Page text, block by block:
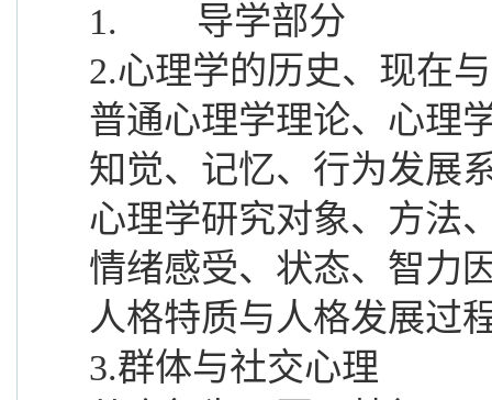
1.
导学部分
2.心理学的历史、现在
普通心理学理论、心理
知觉、记忆、行为发展
心理学研究对象、方法
情绪感受、状态、智力
人格特质与人格发展过
3.群体与社交心理